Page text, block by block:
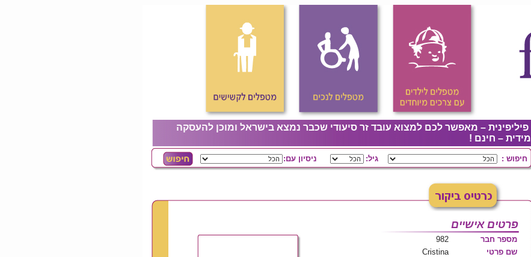
פיליפינית – מאפשר לכם למצוא עובד זר סיעודי שכבר נמצא בישראל ומוכן להעסקה
מידית – חינם !
חיפוש : גיל: ניסיון עם:
פרטים אישיים
מספר חבר
982
שם פרטי
Cristina